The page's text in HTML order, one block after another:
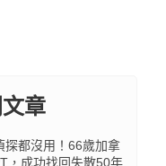
章
探都沒用！66歲加拿
，成功找回失散50年